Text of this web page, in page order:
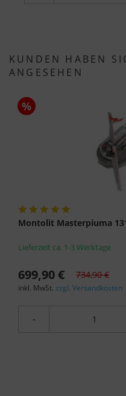
KUNDEN HABEN
ANGESEHEN
%
Montolit Masterpiuma
Lieferzeit ca. 1-3 Werktage
699,90 € 734,90 €
inkl. MwSt. zzgl. Versandkosten
-